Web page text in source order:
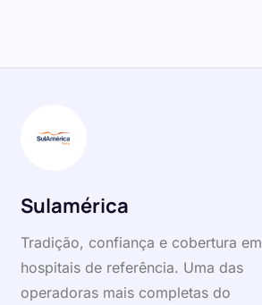
Sulamérica
Tradição, confiança e cobertura em
hospitais de referência. Uma das
operadoras mais completas do